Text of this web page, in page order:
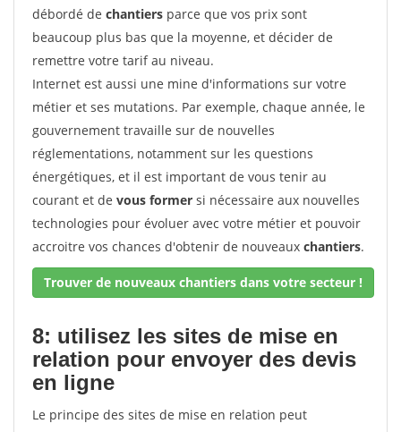
débordé de chantiers parce que vos prix sont
beaucoup plus bas que la moyenne, et décider de
remettre votre tarif au niveau.
Internet est aussi une mine d'informations sur votre
métier et ses mutations. Par exemple, chaque année, le
gouvernement travaille sur de nouvelles
réglementations, notamment sur les questions
énergétiques, et il est important de vous tenir au
courant et de vous former si nécessaire aux nouvelles
technologies pour évoluer avec votre métier et pouvoir
accroitre vos chances d'obtenir de nouveaux chantiers.
Trouver de nouveaux chantiers dans votre secteur !
8: utilisez les sites de mise en
relation pour envoyer des devis
en ligne
Le principe des sites de mise en relation peut